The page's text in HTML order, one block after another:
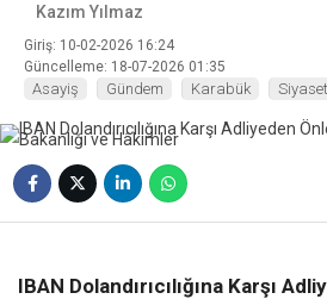
Kazım Yılmaz
Giriş: 10-02-2026 16:24
Güncelleme: 18-07-2026 01:35
Asayiş Gündem Karabük Siyaset
IBAN Dolandırıcılığına Karşı